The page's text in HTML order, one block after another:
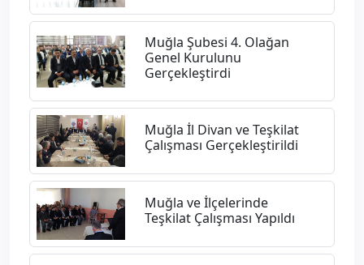
Muğla Şubesi 4. Olağan
Genel Kurulunu
Gerçekleştirdi
Muğla İl Divan ve Teşkilat
Çalışması Gerçekleştirildi
Muğla ve İlçelerinde
Teşkilat Çalışması Yapıldı